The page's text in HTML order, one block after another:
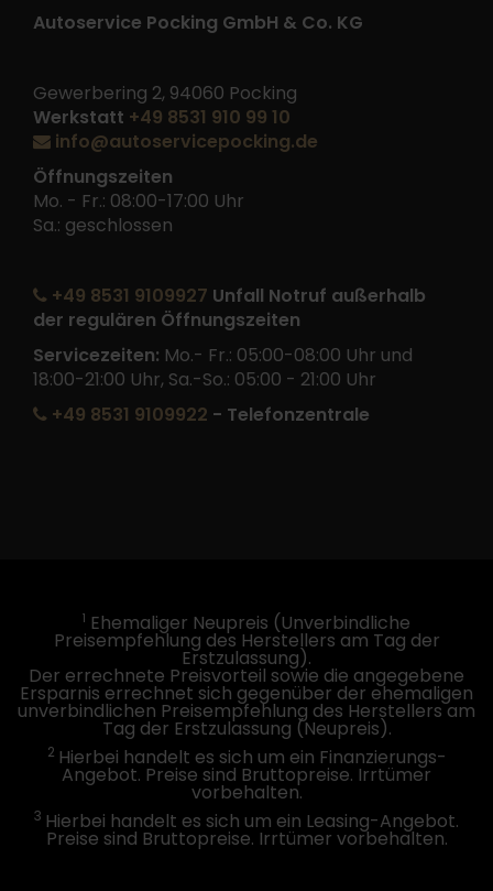
Autoservice Pocking GmbH & Co. KG
Gewerbering 2, 94060 Pocking
Werkstatt +49 8531 910 99 10
info@autoservicepocking.de
Öffnungszeiten
Mo. - Fr.: 08:00-17:00 Uhr
Sa.: geschlossen
+49 8531 9109927 Unfall Notruf außerhalb
der regulären Öffnungszeiten
Servicezeiten: Mo.- Fr.: 05:00-08:00 Uhr und
18:00-21:00 Uhr, Sa.-So.: 05:00 - 21:00 Uhr
+49 8531 9109922 - Telefonzentrale
1 Ehemaliger Neupreis (Unverbindliche
Preisempfehlung des Herstellers am Tag der
Erstzulassung).
Der errechnete Preisvorteil sowie die angegebene
Ersparnis errechnet sich gegenüber der ehemaligen
unverbindlichen Preisempfehlung des Herstellers am
Tag der Erstzulassung (Neupreis).
2 Hierbei handelt es sich um ein Finanzierungs-
Angebot. Preise sind Bruttopreise. Irrtümer
vorbehalten.
3 Hierbei handelt es sich um ein Leasing-Angebot.
Preise sind Bruttopreise. Irrtümer vorbehalten.